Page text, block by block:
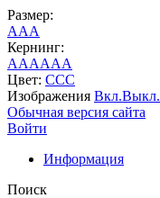
Размер:
AAA
Кернинг:
AAAAAA
Цвет: CCC
Изображения Вкл.Выкл.
Обычная версия сайта
Войти
Информация
Поиск